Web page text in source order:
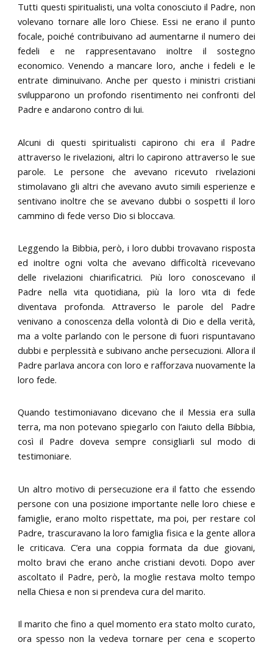
Tutti questi spiritualisti, una volta conosciuto il Padre, non
volevano tornare alle loro Chiese. Essi ne erano il punto
focale, poiché contribuivano ad aumentarne il numero dei
fedeli e ne rappresentavano inoltre il sostegno
economico. Venendo a mancare loro, anche i fedeli e le
entrate diminuivano. Anche per questo i ministri cristiani
svilupparono un profondo risentimento nei confronti del
Padre e andarono contro di lui.
Alcuni di questi spiritualisti capirono chi era il Padre
attraverso le rivelazioni, altri lo capirono attraverso le sue
parole. Le persone che avevano ricevuto rivelazioni
stimolavano gli altri che avevano avuto simili esperienze e
sentivano inoltre che se avevano dubbi o sospetti il loro
cammino di fede verso Dio si bloccava.
Leggendo la Bibbia, però, i loro dubbi trovavano risposta
ed inoltre ogni volta che avevano difficoltà ricevevano
delle rivelazioni chiarificatrici. Più loro conoscevano il
Padre nella vita quotidiana, più la loro vita di fede
diventava profonda. Attraverso le parole del Padre
venivano a conoscenza della volontà di Dio e della verità,
ma a volte parlando con le persone di fuori rispuntavano
dubbi e perplessità e subivano anche persecuzioni. Allora il
Padre parlava ancora con loro e rafforzava nuovamente la
loro fede.
Quando testimoniavano dicevano che il Messia era sulla
terra, ma non potevano spiegarlo con l’aiuto della Bibbia,
così il Padre doveva sempre consigliarli sul modo di
testimoniare.
Un altro motivo di persecuzione era il fatto che essendo
persone con una posizione importante nelle loro chiese e
famiglie, erano molto rispettate, ma poi, per restare col
Padre, trascuravano la loro famiglia fisica e la gente allora
le criticava. C’era una coppia formata da due giovani,
molto bravi che erano anche cristiani devoti. Dopo aver
ascoltato il Padre, però, la moglie restava molto tempo
nella Chiesa e non si prendeva cura del marito.
Il marito che fino a quel momento era stato molto curato,
ora spesso non la vedeva tornare per cena e scoperto